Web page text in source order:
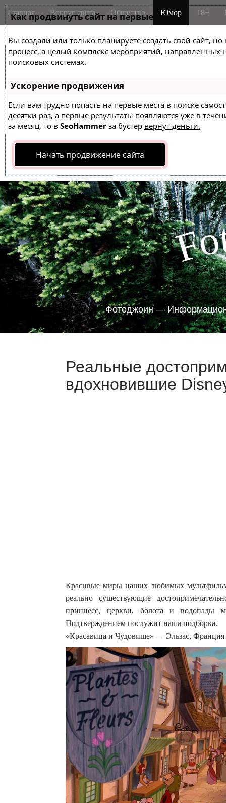
Как продвинуть сайт на первые места?
Вы создали или только планируете создать свой сайт,
процесс, а целый комплекс мероприятий,
поисковых системах.
Ускорение продвижения
Если вам трудно попасть на первые места в поиске
десятки раз, а первые результаты появляются уже в
за месяц, то в SeoHammer за бустер вернут деньги.
Начать продвижение сайта
M
a
n
m
e
n
u
i
Главная Вокруг света Общество Юмор 18+
Fo
Фотоджоин —
Реальные
вдохновившие
Красивые миры наших любимых
реально существующие
принцесс, церкви, болота и водопады
Подтверждением послужит наша подборка.
«Красавица и Чудовище» — Эльзас, Франция